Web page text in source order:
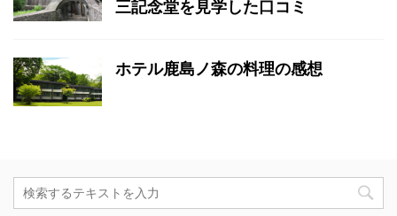
三記念堂を見学した口コミ
ホテル鹿島ノ森の料理の感想